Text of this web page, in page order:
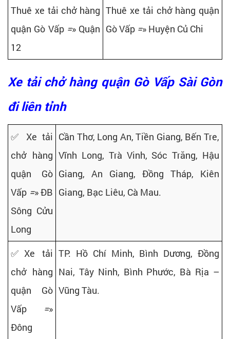
Thuê xe tải chở hàng
quận Gò Vấp =» Quận
12
Thuê xe tải chở hàng quận
Gò Vấp =» Huyện Củ Chi
Xe tải chở hàng quận Gò Vấp Sài Gòn
đi liên tỉnh
✅ Xe tải
chở hàng
quận Gò
Vấp =» ĐB
Sông Cửu
Long
Cần Thơ, Long An, Tiền Giang, Bến Tre,
Vĩnh Long, Trà Vinh, Sóc Trăng, Hậu
Giang, An Giang, Đồng Tháp, Kiên
Giang, Bạc Liêu, Cà Mau.
✅Xe tải
chở hàng
quận Gò
Vấp =»
Đông
TP. Hồ Chí Minh, Bình Dương, Đồng
Nai, Tây Ninh, Bình Phước, Bà Rịa –
Vũng Tàu.